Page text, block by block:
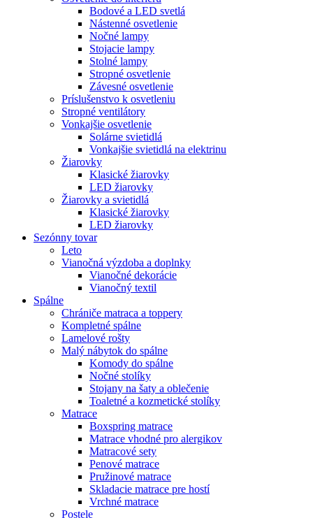
Bodové a LED svetlá
Nástenné osvetlenie
Nočné lampy
Stojacie lampy
Stolné lampy
Stropné osvetlenie
Závesné osvetlenie
Príslušenstvo k osvetleniu
Stropné ventilátory
Vonkajšie osvetlenie
Solárne svietidlá
Vonkajšie svietidlá na elektrinu
Žiarovky
Klasické žiarovky
LED žiarovky
Žiarovky a svietidlá
Klasické žiarovky
LED žiarovky
Sezónny tovar
Leto
Vianočná výzdoba a doplnky
Vianočné dekorácie
Vianočný textil
Spálne
Chrániče matraca a toppery
Kompletné spálne
Lamelové rošty
Malý nábytok do spálne
Komody do spálne
Nočné stolíky
Stojany na šaty a oblečenie
Toaletné a kozmetické stolíky
Matrace
Boxspring matrace
Matrace vhodné pro alergikov
Matracové sety
Penové matrace
Pružinové matrace
Skladacie matrace pre hostí
Vrchné matrace
Postele